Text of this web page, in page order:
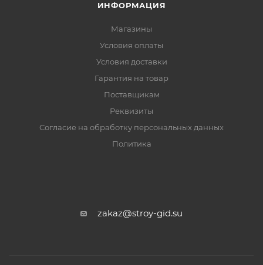
ИНФОРМАЦИЯ
Магазины
Условия оплаты
Условия доставки
Гарантия на товар
Поставщикам
Реквизиты
Согласие на обработку персональных данных
Политика
zakaz@stroy-gid.su